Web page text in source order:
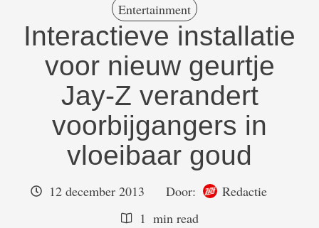
Entertainment
Interactieve installatie
voor nieuw geurtje
Jay-Z verandert
voorbijgangers in
vloeibaar goud
12 december 2013 Door:
Redactie
1 min read